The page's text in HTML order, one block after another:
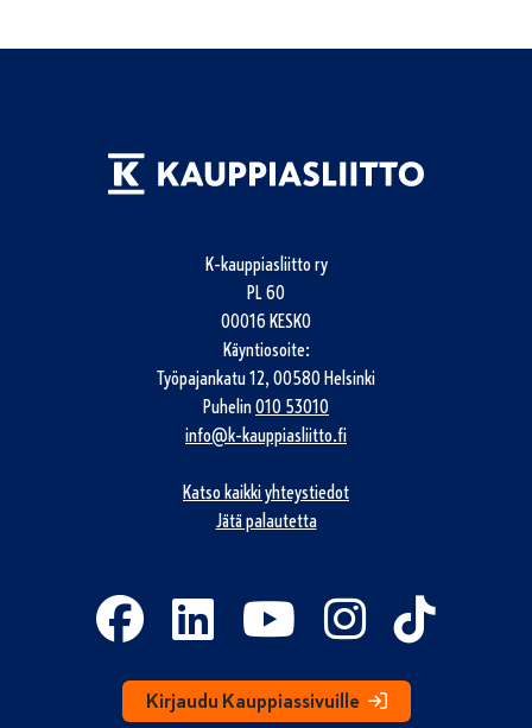
K-kauppiasliitto ry
PL 60
00016 KESKO
Käyntiosoite:
Työpajankatu 12, 00580 Helsinki
Puhelin010 53010
info@k-kauppiasliitto.fi
Katso kaikki yhteystiedot
Jätä palautetta
Kirjaudu Kauppiassivuille